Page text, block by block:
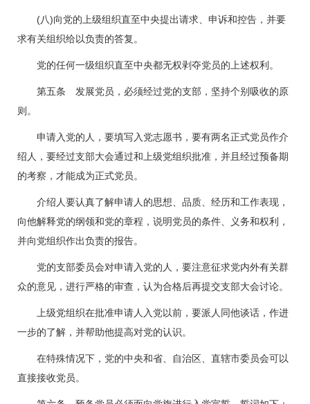
(八)向党的上级组织直至中央提出请求、申诉和控告，并要
求有关组织给以负责的答复。
党的任何一级组织直至中央都无权剥夺党员的上述权利。
第五条 发展党员，必须经过党的支部，坚持个别吸收的原
则。
申请入党的人，要填写入党志愿书，要有两名正式党员作介
绍人，要经过支部大会通过和上级党组织批准，并且经过预备期
的考察，才能成为正式党员。
介绍人要认真了解申请人的思想、品质、经历和工作表现，
向他解释党的纲领和党的章程，说明党员的条件、义务和权利，
并向党组织作出负责的报告。
党的支部委员会对申请入党的人，要注意征求党内外有关群
众的意见，进行严格的审查，认为合格后再提交支部大会讨论。
上级党组织在批准申请人入党以前，要派人同他谈话，作进
一步的了解，并帮助他提高对党的认识。
在特殊情况下，党的中央和省、自治区、直辖市委员会可以
直接接收党员。